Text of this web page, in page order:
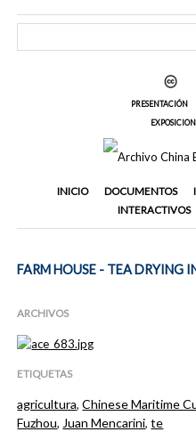
PRESENTACIÓN
INICIO DOCUMENTOS
INTERACTIVOS
FARM HOUSE - TEA DRYING
ARCHIVOS
ETIQUETAS
agricultura,Chinese Maritime
Fuzhou,Juan Mencarini,te